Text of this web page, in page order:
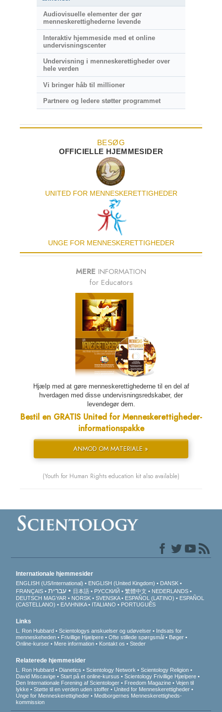
Audiovisuelle elementer der gør
menneskerettighederne levende
Interaktiv hjemmeside med et online
undervisningscenter
Undervisning i menneskerettigheder over
hele verden
Vi bringer håb til millioner
Partnere og ledere støtter programmet
BESØG
OFFICIELLE HJEMMESIDER
UNITED FOR MENNESKE­RETTIGHEDER
UNGE FOR MENNESKERETTIGHEDER
MERE INFORMATION
for Educators
Hjælp med at gøre menneskerettighederne til en del af
hverdagen med disse undervisnings­redskaber, der
levendegør dem.
Bestil en GRATIS United for Menneskerettigheder-
informationspakke
ANMOD OM MATERIALE »
(Youth for Human Rights education kit also available)
Internationale hjemmesider
ENGLISH (US/International) ENGLISH (United Kingdom)
DANSK
FRANÇAIS
עברית 日本語 РУССКИЙ 繁體中文
NEDERLANDS
DEUTSCH MAGYAR NORSK SVENSKA ESPAÑOL (LATINO)
ESPAÑOL
(CASTELLANO)
ΕΛΛΗΝΙΚA ITALIANO PORTUGUÊS
Links
L. Ron Hubbard Scientologys anskuelser og udøvelser
Indsats for
menneskeheden
Frivillige Hjælpere Ofte stillede spørgsmål
Bøger
Online-kurser
Mere information Kontakt os Steder
Relaterede hjemmesider
L. Ron Hubbard Dianetics Scientology Network
Scientology Religion
David Miscavige
Start på et online-kursus
Scientology Frivillige Hjælpere
Den Internationale Forening af Scientologer
Freedom Magazine
Vejen til
lykke Støtte til en verden uden stoffer
United for Menneskerettigheder
Unge for Menneskerettigheder
Medborgernes Menneskerettigheds­
kommission